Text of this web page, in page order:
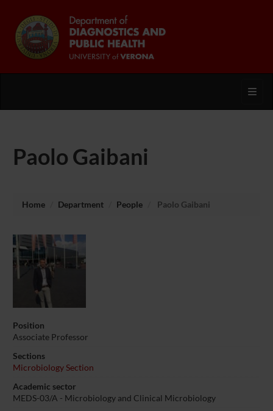
Paolo Gaibani
Home Department People Paolo Gaibani
Position
Associate Professor
Sections
Microbiology Section
Academic sector
MEDS-03/A - Microbiology and Clinical Microbiology